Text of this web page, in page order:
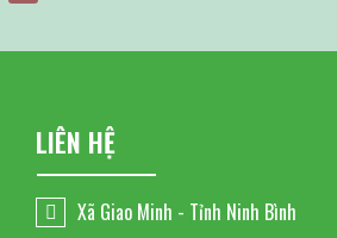
LIÊN HỆ
Xã Giao Minh - Tỉnh Ninh Bình